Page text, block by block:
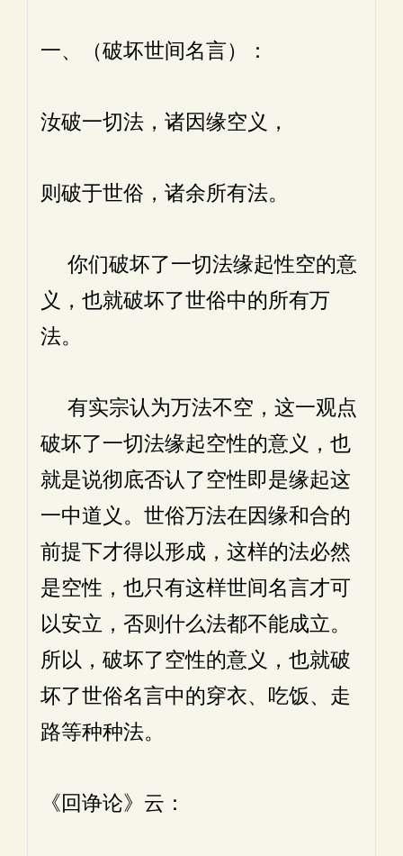
一、（破坏世间名言）：
汝破一切法，诸因缘空义，
则破于世俗，诸余所有法。
你们破坏了一切法缘起性空的意
义，也就破坏了世俗中的所有万
法。
有实宗认为万法不空，这一观点
破坏了一切法缘起空性的意义，也
就是说彻底否认了空性即是缘起这
一中道义。世俗万法在因缘和合的
前提下才得以形成，这样的法必然
是空性，也只有这样世间名言才可
以安立，否则什么法都不能成立。
所以，破坏了空性的意义，也就破
坏了世俗名言中的穿衣、吃饭、走
路等种种法。
《回诤论》云：